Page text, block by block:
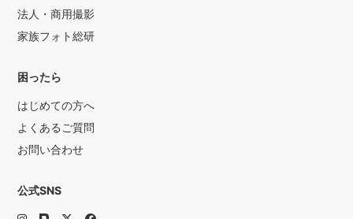
法人・商用撮影
家族フォト総研
困ったら
はじめての方へ
よくあるご質問
お問い合わせ
公式SNS